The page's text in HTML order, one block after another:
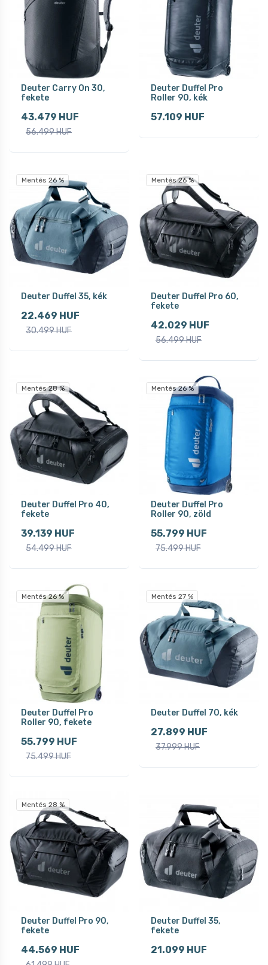
Deuter Carry On 30,
fekete
43.479 HUF
56.499 HUF
Deuter Duffel Pro
Roller 90, kék
57.109 HUF
Mentés 26 %
Deuter Duffel 35, kék
22.469 HUF
30.499 HUF
Mentés 26 %
Deuter Duffel Pro 60,
fekete
42.029 HUF
56.499 HUF
Mentés 28 %
Deuter Duffel Pro 40,
fekete
39.139 HUF
54.499 HUF
Mentés 26 %
Deuter Duffel Pro
Roller 90, zöld
55.799 HUF
75.499 HUF
Mentés 26 %
Deuter Duffel Pro
Roller 90, fekete
55.799 HUF
75.499 HUF
Mentés 27 %
Deuter Duffel 70, kék
27.899 HUF
37.999 HUF
Mentés 28 %
Deuter Duffel Pro 90,
fekete
44.569 HUF
Deuter Duffel 35,
fekete
21.099 HUF